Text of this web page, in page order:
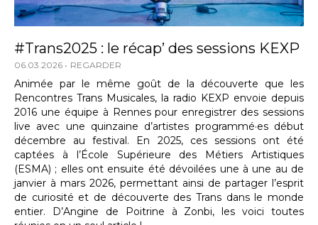
#Trans2025 : le récap’ des sessions KEXP
06.03.2026 REGARDER
Animée par le même goût de la découverte que les
Rencontres Trans Musicales, la radio KEXP envoie depuis
2016 une équipe à Rennes pour enregistrer des sessions
live avec une quinzaine d’artistes programmé·es début
décembre au festival. En 2025, ces sessions ont été
captées à l’École Supérieure des Métiers Artistiques
(ESMA) ; elles ont ensuite été dévoilées une à une au de
janvier à mars 2026, permettant ainsi de partager l’esprit
de curiosité et de découverte des Trans dans le monde
entier. D’Angine de Poitrine à Zonbi, les voici toutes